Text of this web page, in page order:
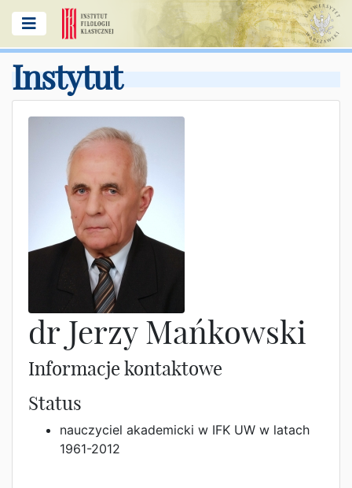
Instytut
dr Jerzy Mańkowski
Informacje kontaktowe
Status
nauczyciel akademicki w IFK UW w latach
1961-2012